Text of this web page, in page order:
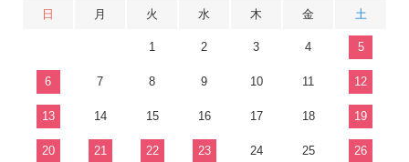
日 月 火 水 木 金 土
1 2 3 4 5
6 7 8 9 10 11 12
13 14 15 16 17 18 19
20 21 22 23 24 25 26